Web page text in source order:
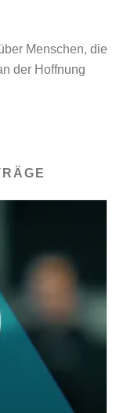
Menschen, die
der Hoffnung